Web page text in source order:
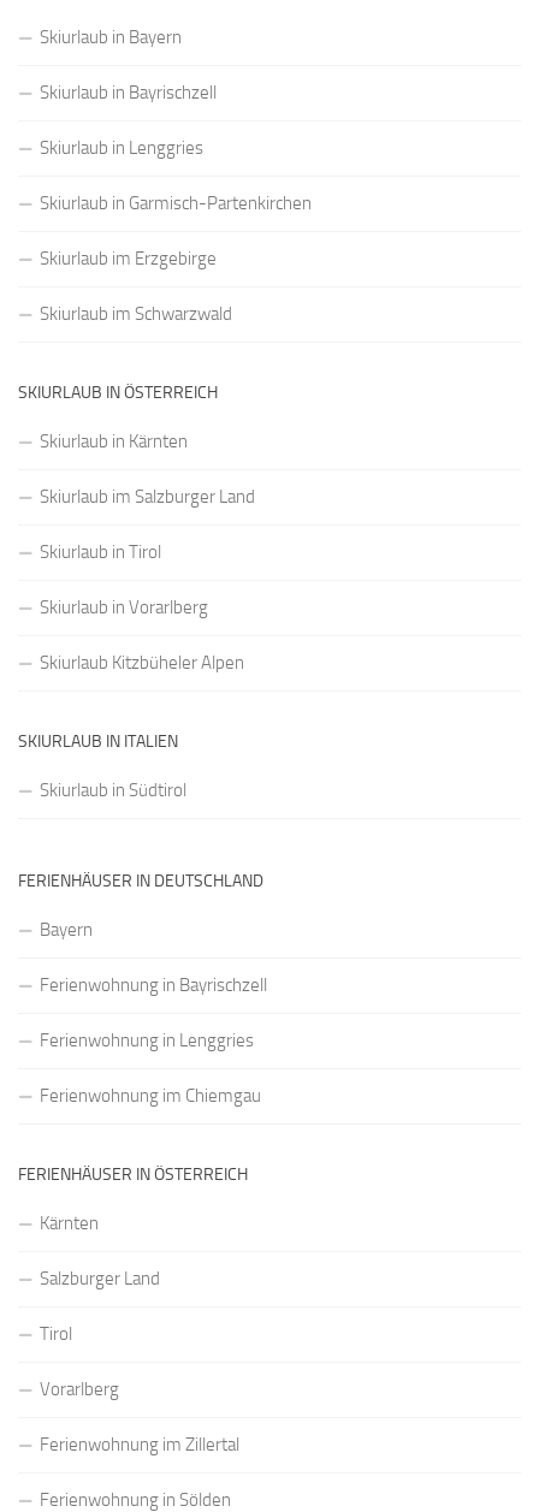
Skiurlaub in Bayern
Skiurlaub in Bayrischzell
Skiurlaub in Lenggries
Skiurlaub in Garmisch-Partenkirchen
Skiurlaub im Erzgebirge
Skiurlaub im Schwarzwald
SKIURLAUB IN ÖSTERREICH
Skiurlaub in Kärnten
Skiurlaub im Salzburger Land
Skiurlaub in Tirol
Skiurlaub in Vorarlberg
Skiurlaub Kitzbüheler Alpen
SKIURLAUB IN ITALIEN
Skiurlaub in Südtirol
FERIENHÄUSER IN DEUTSCHLAND
Bayern
Ferienwohnung in Bayrischzell
Ferienwohnung in Lenggries
Ferienwohnung im Chiemgau
FERIENHÄUSER IN ÖSTERREICH
Kärnten
Salzburger Land
Tirol
Vorarlberg
Ferienwohnung im Zillertal
Ferienwohnung in Sölden